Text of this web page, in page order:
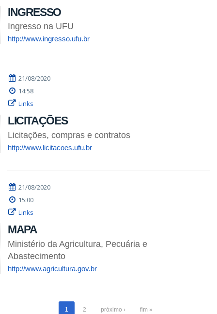
INGRESSO
Ingresso na UFU
http://www.ingresso.ufu.br
21/08/2020
14:58
Links
LICITAÇÕES
Licitações, compras e contratos
http://www.licitacoes.ufu.br
21/08/2020
15:00
Links
MAPA
Ministério da Agricultura, Pecuária e
Abastecimento
http://www.agricultura.gov.br
1 2 próximo › fim »